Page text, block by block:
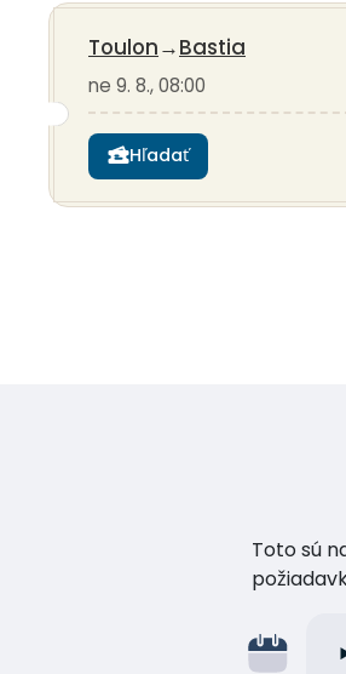
Toulon→Bastia
ne 9. 8., 08:00
Hľadať
Toto sú